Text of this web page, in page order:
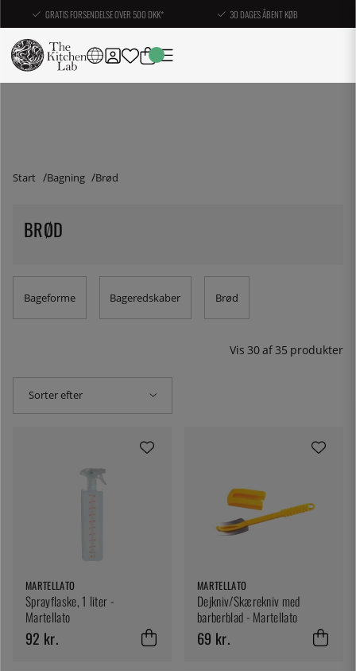
GRATIS FORSENDELSE OVER 500 DKK* 30 DAGES ÅBENT KØB
Start Bagning Brød
BRØD
Bageforme Bageredskaber Brød
Vis 30af 35 produkter
Sorter efter
MARTELLATO
Sprayflaske, 1 liter -
Martellato
92 kr.
MARTELLATO
Dejkniv/Skærekniv med
barberblad - Martellato
69 kr.